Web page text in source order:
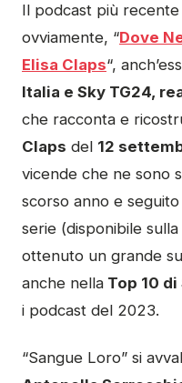
Il podcast più
ovviamente, “Dove
Elisa Claps“,
Italia e Sky TG24,
che racconta e
Claps del 12
vicende che ne sono
scorso anno e
serie (disponibile
ottenuto un grande
anche nella Top 10
i podcast del 2023.
“Sangue Loro” si